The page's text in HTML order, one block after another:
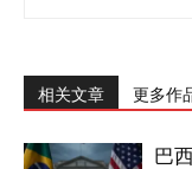
相关文章 更多作
巴